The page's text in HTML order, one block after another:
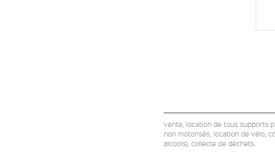
vente, location de tous supports
non motorisés, location de vélo,
alcools), collecte de déchets.